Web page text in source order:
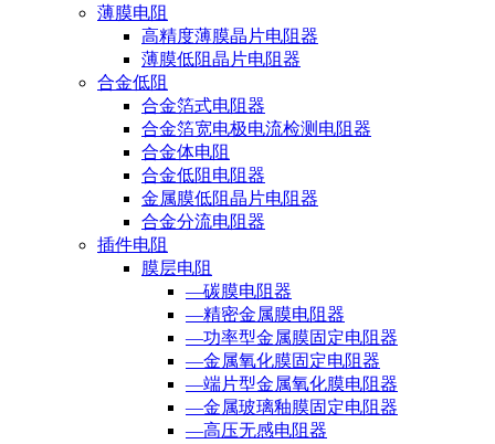
薄膜电阻
高精度薄膜晶片电阻器
薄膜低阻晶片电阻器
合金低阻
合金箔式电阻器
合金箔宽电极电流检测电阻器
合金体电阻
合金低阻电阻器
金属膜低阻晶片电阻器
合金分流电阻器
插件电阻
膜层电阻
—碳膜电阻器
—精密金属膜电阻器
—功率型金属膜固定电阻器
—金属氧化膜固定电阻器
—端片型金属氧化膜电阻器
—金属玻璃釉膜固定电阻器
—高压无感电阻器